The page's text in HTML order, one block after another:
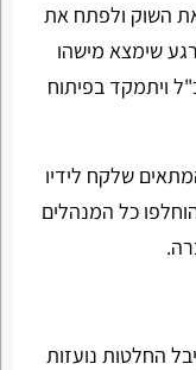
את השוק ולפתח את
שימצא מישהו
ויתמקד בפיתוח
שלקח לידיו
כל המנהלים
החלטות נועזות